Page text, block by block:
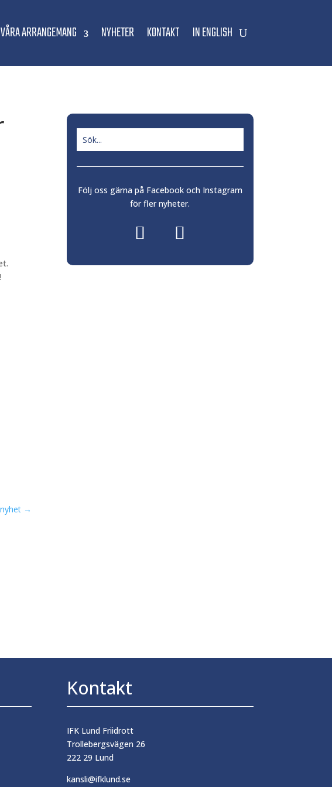
VÅRA ARRANGEMANG NYHETER KONTAKT IN ENGLISH
→
Följ oss gärna på Facebook och Instagram
för fler nyheter.
Kontakt
IFK Lund Friidrott
Trollebergsvägen 26
222 29 Lund
kansli@ifklund.se